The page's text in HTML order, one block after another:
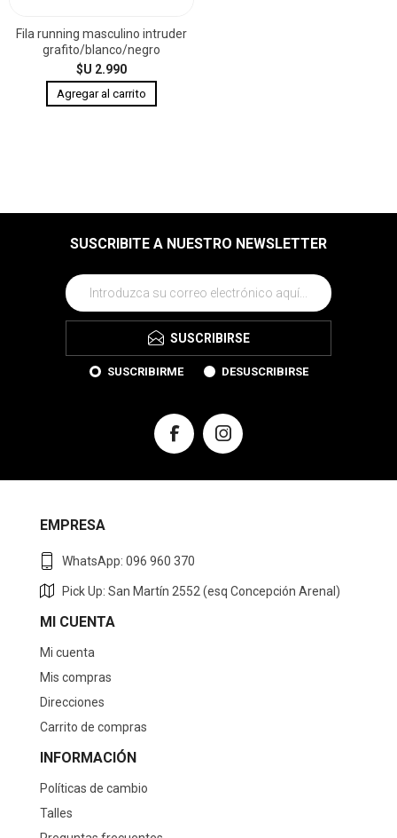
Fila running masculino intruder
grafito/blanco/negro
$U 2.990
SUSCRIBITE A NUESTRO NEWSLETTER
SUSCRIBIRSE
SUSCRIBIRME DESUSCRIBIRSE
EMPRESA
WhatsApp: 096 960 370
Pick Up: San Martín 2552 (esq Concepción Arenal)
MI CUENTA
Mi cuenta
Mis compras
Direcciones
Carrito de compras
INFORMACIÓN
Políticas de cambio
Talles